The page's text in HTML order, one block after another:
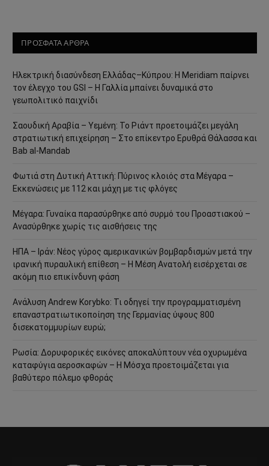
ΠΡΟΣΦΑΤΑ ΑΡΘΡΑ
Ηλεκτρική διασύνδεση Ελλάδας–Κύπρου: Η Meridiam παίρνει
τον έλεγχο του GSI – Η Γαλλία μπαίνει δυναμικά στο
γεωπολιτικό παιχνίδι
Σαουδική Αραβία – Υεμένη: Το Ριάντ προετοιμάζει μεγάλη
στρατιωτική επιχείρηση – Στο επίκεντρο Ερυθρά Θάλασσα και
Bab al-Mandab
Φωτιά στη Δυτική Αττική: Πύρινος κλοιός στα Μέγαρα –
Εκκενώσεις με 112 και μάχη με τις φλόγες
Μέγαρα: Γυναίκα παρασύρθηκε από συρμό του Προαστιακού –
Ανασύρθηκε χωρίς τις αισθήσεις της
ΗΠΑ – Ιράν: Νέος γύρος αμερικανικών βομβαρδισμών μετά την
ιρανική πυραυλική επίθεση – Η Μέση Ανατολή εισέρχεται σε
ακόμη πιο επικίνδυνη φάση
Ανάλυση Andrew Korybko: Τι οδηγεί την προγραμματισμένη
επαναστρατιωτικοποίηση της Γερμανίας ύψους 800
δισεκατομμυρίων ευρώ;
Ρωσία: Δορυφορικές εικόνες αποκαλύπτουν νέα οχυρωμένα
καταφύγια αεροσκαφών – Η Μόσχα προετοιμάζεται για
βαθύτερο πόλεμο φθοράς